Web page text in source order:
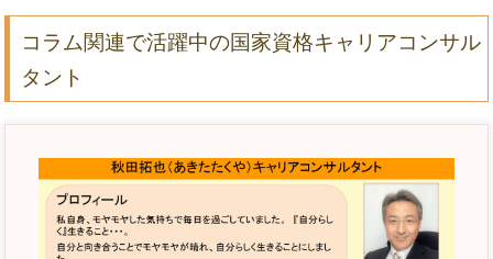
コラム関連で活躍中の国家資格キャリアコンサル
タント